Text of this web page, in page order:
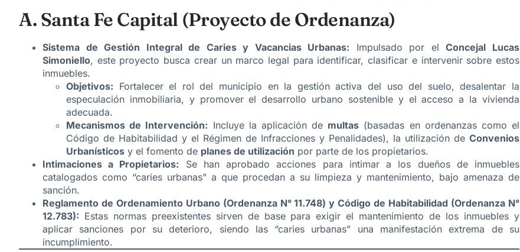
A. Santa Fe Capital (Proyecto de Ordenanza)
Sistema de Gestión Integral de Caries y Vacancias Urbanas: Impulsado por elConcejal Lucas
Simoniello, este proyecto busca crear un marco legal para identificar, clasificar e intervenir sobre estos
inmuebles.
Objetivos: Fortalecer el rol del municipio en la gestión activa del uso del suelo, desalentar la
especulación inmobiliaria, y promover el desarrollo urbano sostenible y el acceso a la vivienda
adecuada.
Mecanismos de Intervención: Incluye la aplicación de multas (basadas en ordenanzas como el
Código de Habitabilidad y el Régimen de Infracciones y Penalidades), la utilización de Convenios
Urbanísticos y el fomento de planes de utilización por parte de los propietarios.
Intimaciones a Propietarios: Se han aprobado acciones para intimar a los dueños de inmuebles
catalogados como “caries urbanas” a que procedan a su limpieza y mantenimiento, bajo amenaza de
sanción.
Reglamento de Ordenamiento Urbano (Ordenanza N° 11.748) y Código de Habitabilidad (Ordenanza N°
12.783): Estas normas preexistentes sirven de base para exigir el mantenimiento de los inmuebles y
aplicar sanciones por su deterioro, siendo las “caries urbanas” una manifestación extrema de su
incumplimiento.